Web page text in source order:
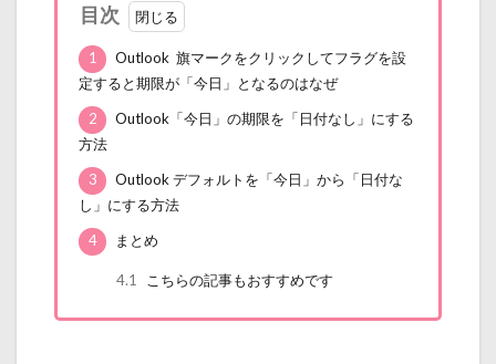
目次
1
Outlook 旗マークをクリックしてフラグを設
定すると期限が「今日」となるのはなぜ
2
Outlook「今日」の期限を「日付なし」にする
方法
3
Outlook デフォルトを「今日」から「日付な
し」にする方法
4
まとめ
4.1 こちらの記事もおすすめです